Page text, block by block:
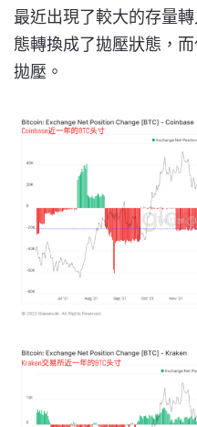
最近出現了較大的存量
態轉換成了拋壓狀態，
拋壓。